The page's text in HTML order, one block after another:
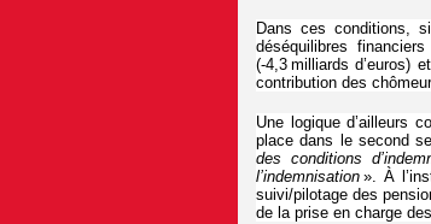
Dans ces conditions,
déséquilibres
(-4,3 milliards d’euros)
contribution des
Une logique d’ailleurs
place dans le second
des conditions
l’indemnisation ». À
suivi/pilotage des
de la prise en charge